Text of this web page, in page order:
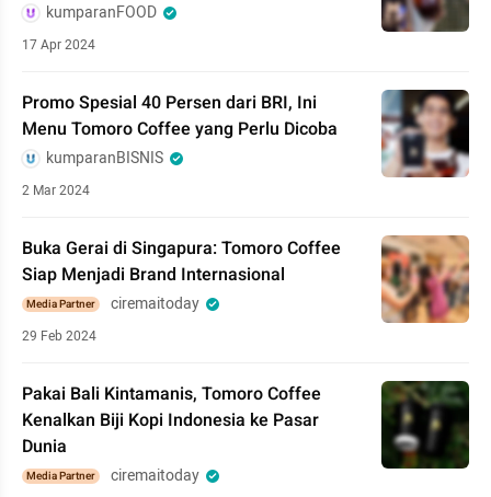
kumparanFOOD
17 Apr 2024
Promo Spesial 40 Persen dari BRI, Ini
Menu Tomoro Coffee yang Perlu Dicoba
kumparanBISNIS
2 Mar 2024
Buka Gerai di Singapura: Tomoro Coffee
Siap Menjadi Brand Internasional
Media Partner ciremaitoday
29 Feb 2024
Pakai Bali Kintamanis, Tomoro Coffee
Kenalkan Biji Kopi Indonesia ke Pasar
Dunia
Media Partner ciremaitoday